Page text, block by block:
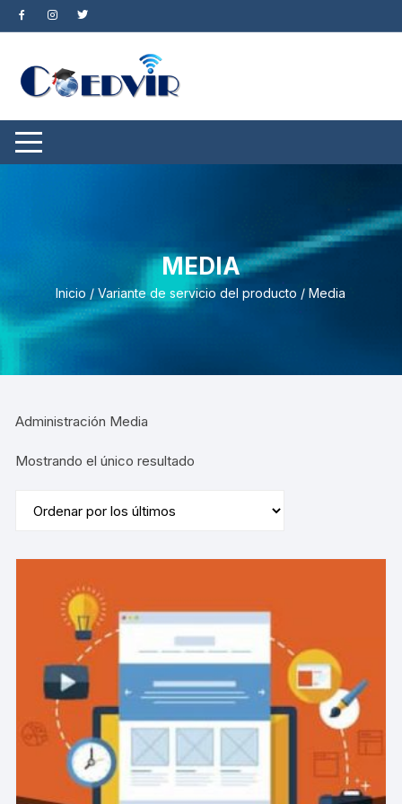
Saltar
al
MEDIA
Inicio / Variante de servicio del producto / Media
Administración Media
Mostrando el único resultado